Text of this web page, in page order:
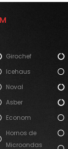
Girochef
Icehaus
Noval
Asber
Econom
Hornos de
Microondas